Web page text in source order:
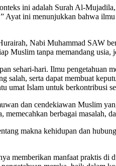
ini adalah Surah Al-
Ayat ini menunjukkan bahwa
Nabi Muhammad SAW
Muslim tanpa memandang usia,
sehari-hari. Ilmu pengetahuan
salah, serta dapat membuat
umat Islam untuk berkontribusi
dan cendekiawan Muslim
berbagai masalah,
makna kehidupan dan
memberikan manfaat praktis di